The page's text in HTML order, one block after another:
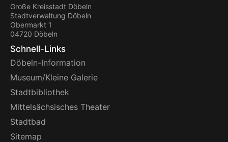
Große Kreisstadt Döbeln
Stadtverwaltung Döbeln
Obermarkt 1
04720 Döbeln
Schnell-Links
Döbeln-Information
Museum/Kleine Galerie
Stadtbibliothek
Mittelsächsisches Theater
Stadtbad
Sitemap